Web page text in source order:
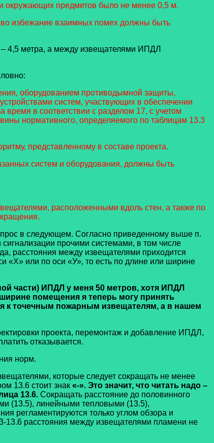
и окружающих предметов было не менее 0,5 м.
во избежание взаимных помех должны быть
4,5 метра, а между извещателями ИПДЛ
оборудованием противодымной защиты,
систем, участвующих в обеспечении
в соответствии с разделом 17, с учетом
нормативного, определяемого по таблицам 13.3
представленному в составе проекта.
систем и оборудования, должны быть
расположенными вдоль стен, а также по
в следующем. Согласно приведенному выше п.
прочими системами, в том числе
расстояния между извещателями приходится
«Х» или по оси «У», то есть по длине или ширине
части) ИПДЛ у меня 50 метров, хотя ИПДЛ
помещения я теперь могу принять
к точечным пожарным извещателям, а в нашем
проекта, перемонтаж и добавление ИПДЛ,
отказывается.
норм.
которые следует сокращать не менее
13.6 стоит знак «-». Это значит, что читать надо –
13.6. Сокращать расстояние до половинного
(13.5), линейными тепловыми (13.5),
регламентируются только углом обзора и
13.6 расстояния между извещателями пламени не